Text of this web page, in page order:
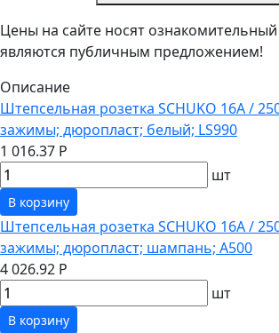
Цены на сайте носят
являются публичным предложением!
Описание
Штепсельная розетка SCHUKO 16А /
зажимы; дюропласт; белый; LS990
1 016.37 Р
шт
В корзину
Штепсельная розетка SCHUKO 16А /
зажимы; дюропласт; шампань; A500
4 026.92 Р
шт
В корзину